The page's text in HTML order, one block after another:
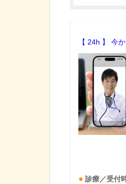
【 24h 】 今
診療／受付